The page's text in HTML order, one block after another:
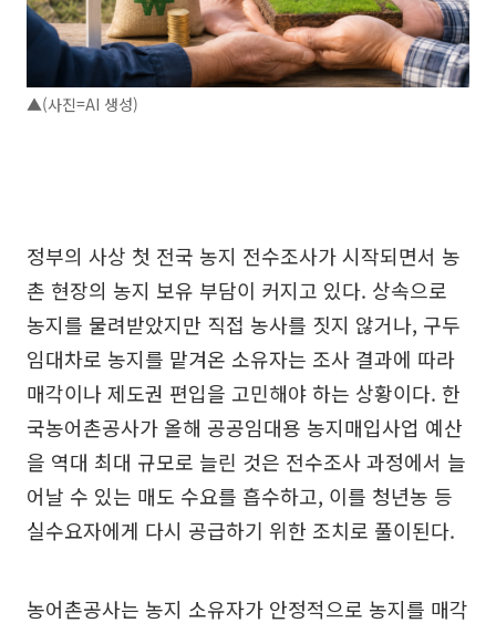
▲(사진=AI 생성)
정부의 사상 첫 전국 농지 전수조사가 시작되면서 농
촌 현장의 농지 보유 부담이 커지고 있다. 상속으로
농지를 물려받았지만 직접 농사를 짓지 않거나, 구두
임대차로 농지를 맡겨온 소유자는 조사 결과에 따라
매각이나 제도권 편입을 고민해야 하는 상황이다. 한
국농어촌공사가 올해 공공임대용 농지매입사업 예산
을 역대 최대 규모로 늘린 것은 전수조사 과정에서 늘
어날 수 있는 매도 수요를 흡수하고, 이를 청년농 등
실수요자에게 다시 공급하기 위한 조치로 풀이된다.
농어촌공사는 농지 소유자가 안정적으로 농지를 매각